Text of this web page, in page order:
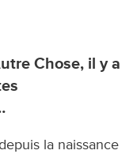
Chose, il y a
la naissance